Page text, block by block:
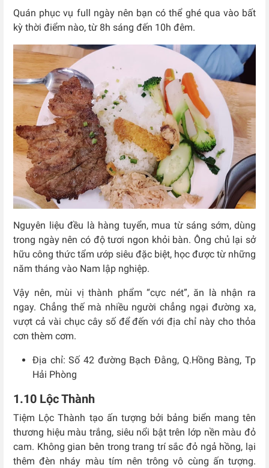
Quán phục vụ full ngày nên bạn có thể ghé qua vào bất
kỳ thời điểm nào, từ 8h sáng đến 10h đêm.
Nguyên liệu đều là hàng tuyển, mua từ sáng sớm, dùng
trong ngày nên có độ tươi ngon khỏi bàn. Ông chủ lại sở
hữu công thức tẩm ướp siêu đặc biệt, học được từ những
năm tháng vào Nam lập nghiệp.
Vậy nên, mùi vị thành phẩm “cực nét”, ăn là nhận ra
ngay. Chẳng thế mà nhiều người chẳng ngại đường xa,
vượt cả vài chục cây số để đến với địa chỉ này cho thỏa
cơn thèm cơm.
Địa chỉ: Số 42 đường Bạch Đằng, Q.Hồng Bàng, Tp
Hải Phòng
1.10 Lộc Thành
Tiệm Lộc Thành tạo ấn tượng bởi bảng biển mang tên
thương hiệu màu trắng, siêu nổi bật trên lớp nền màu đỏ
cam. Không gian bên trong trang trí sắc đỏ ngả hồng, lại
thêm đèn nháy màu tím nên trông vô cùng ấn tượng.